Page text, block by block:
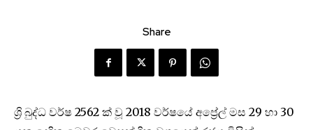
Share
ශ්‍රි බුද්ධ වර්ෂ 2562 ක් වූ 2018 වර්ෂයේ අප්‍රේල් මස 29 හා 30